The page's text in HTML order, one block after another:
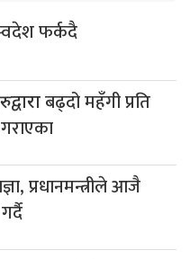
फर्कदै
बढ्दो महँगी प्रति
प्रधानमन्त्रीले आजै